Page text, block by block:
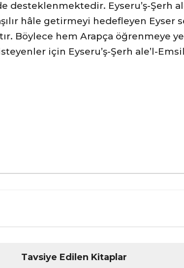
Eyseru’ş-Şerh
hâle getirmeyi hedefleyen Eyser
Böylece hem Arapça öğrenmeye
için Eyseru’ş-Şerh ale’l-
Bu ürüne ilk yorumu siz yapın!
Tavsiye Edilen Kitaplar